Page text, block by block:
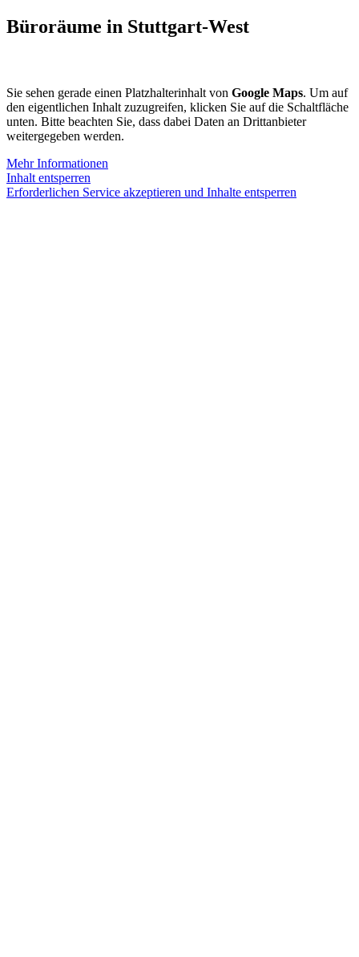
Büroräume in Stuttgart-West
Sie sehen gerade einen Platzhalterinhalt von Google Maps. Um auf
den eigentlichen Inhalt zuzugreifen, klicken Sie auf die Schaltfläche
unten. Bitte beachten Sie, dass dabei Daten an Drittanbieter
weitergegeben werden.
Mehr Informationen
Inhalt entsperren
Erforderlichen Service akzeptieren und Inhalte entsperren